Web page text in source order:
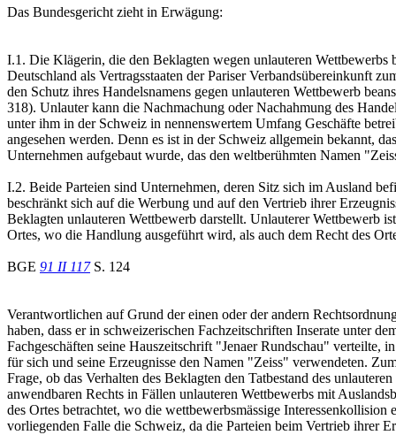
Das Bundesgericht zieht in Erwägung:
I.1. Die Klägerin, die den Beklagten wegen unlauteren
Deutschland als Vertragsstaaten der Pariser Verbandsübereinkunft
den Schutz ihres Handelsnamens gegen unlauteren Wettbewerb
318). Unlauter kann die Nachmachung oder Nachahmung des
unter ihm in der Schweiz in nennenswertem Umfang Geschäfte
angesehen werden. Denn es ist in der Schweiz allgemein bekannt,
Unternehmen aufgebaut wurde, das den weltberühmten Namen
I.2. Beide Parteien sind Unternehmen, deren Sitz sich im Ausland
beschränkt sich auf die Werbung und auf den Vertrieb ihrer
Beklagten unlauteren Wettbewerb darstellt. Unlauterer Wettbewerb
Ortes, wo die Handlung ausgeführt wird, als auch dem Recht des
BGE 91 II 117S. 124
Verantwortlichen auf Grund der einen oder der andern
haben, dass er in schweizerischen Fachzeitschriften Inserate unter
Fachgeschäften seine Hauszeitschrift "Jenaer Rundschau" verteilte,
für sich und seine Erzeugnisse den Namen "Zeiss" verwendeten.
Frage, ob das Verhalten des Beklagten den Tatbestand des
anwendbaren Rechts in Fällen unlauteren Wettbewerbs mit
des Ortes betrachtet, wo die wettbewerbsmässige
vorliegenden Falle die Schweiz, da die Parteien beim Vertrieb ihrer